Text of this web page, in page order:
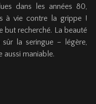
dans les années 80,
à vie contre la grippe !
but recherché. La beauté
la seringue – légère,
aussi maniable.